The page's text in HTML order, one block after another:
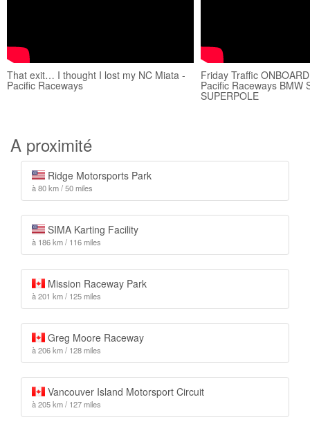
That exit… I thought I lost my NC Miata -
Pacific Raceways
Friday Traffic
Pacific Raceways BMW
SUPERPOLE
A proximité
Ridge Motorsports Park
à 80 km / 50 miles
SIMA Karting Facility
à 186 km / 116 miles
Mission Raceway Park
à 201 km / 125 miles
Greg Moore Raceway
à 206 km / 128 miles
Vancouver Island Motorsport Circuit
à 205 km / 127 miles